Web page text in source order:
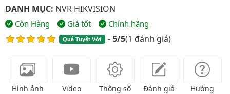
DANH MỤC: NVR HIKVISION
Còn Hàng Giá tốt Chính hãng
Quá Tuyệt Vời -5/5(1 đánh giá)
Hình ảnh Video
Thông số
Đánh giá
Hướng